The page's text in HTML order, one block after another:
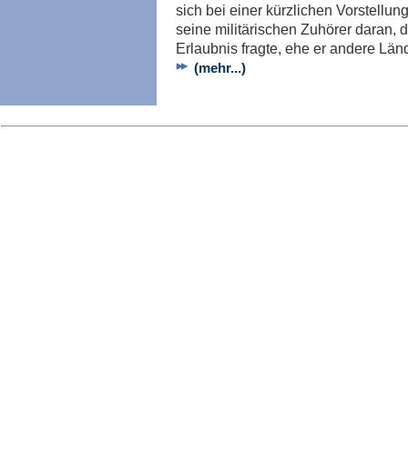
sich bei einer kürzlichen
seine militärischen Zuhörer daran,
Erlaubnis fragte, ehe er andere
(mehr...)